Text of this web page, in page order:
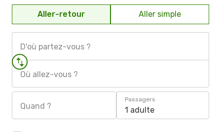
Aller-retour Aller simple
D'où partez-vous ?
Où allez-vous ?
Quand ?
Passagers
1 adulte